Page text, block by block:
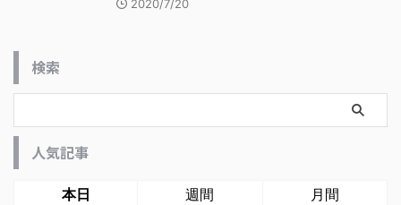
2020/7/20
検索
人気記事
本日 週間 月間